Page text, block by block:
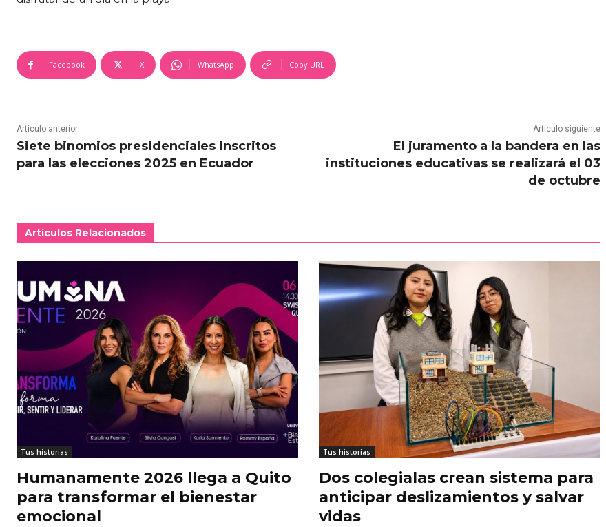
Facebook X WhatsApp Copy URL
Artículo anterior
Siete binomios presidenciales inscritos
para las elecciones 2025 en Ecuador
Artículo siguiente
El juramento a la bandera en las
instituciones educativas se realizará el 03
de octubre
Artículos Relacionados
Tus historias
Humanamente 2026 llega a Quito
para transformar el bienestar
emocional
Tus historias
Dos colegialas crean sistema para
anticipar deslizamientos y salvar
vidas